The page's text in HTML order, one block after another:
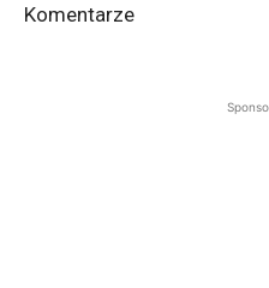
Komentarze